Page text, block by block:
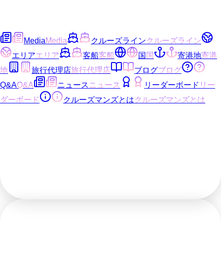
MediaMedia クルーズラインクルーズライン
エリアエリア 客船客船 国国 寄港地寄港
地
旅行代理店旅行代理店 ブログブログ
Q&AQ&A ニュース ニュース リーダーボード リー
ダーボード
クルーズマンズとはクルーズマンズとは